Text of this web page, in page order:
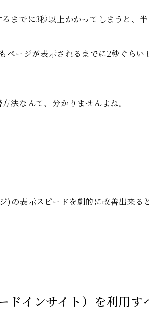
までに3秒以上かかってしまうと、半
ページが表示されるまでに2秒ぐらい
法なんて、分かりませんよね。
)の表示スピードを劇的に改善出来る
インサイト）を利用す